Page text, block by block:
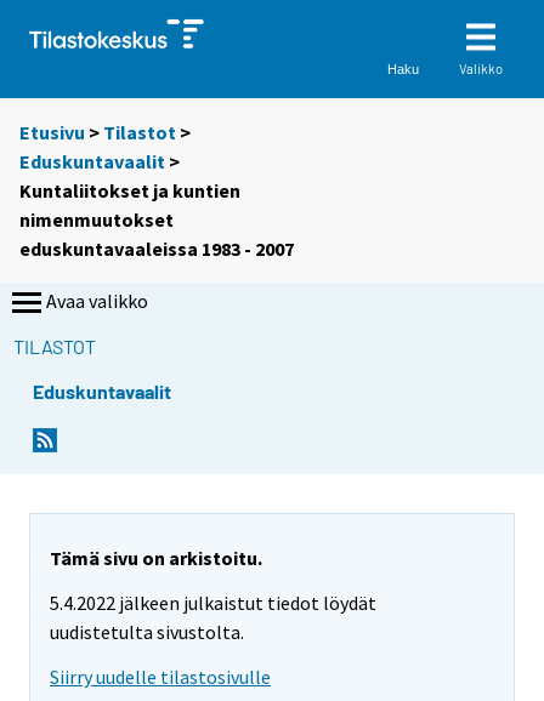
Haku Valikko
Etusivu > Tilastot >
Eduskuntavaalit >
Kuntaliitokset ja kuntien
nimenmuutokset
eduskuntavaaleissa 1983 - 2007
Avaa valikko
TILASTOT
Eduskuntavaalit
Tämä sivu on arkistoitu.
5.4.2022 jälkeen julkaistut tiedot löydät
uudistetulta sivustolta.
Siirry uudelle tilastosivulle